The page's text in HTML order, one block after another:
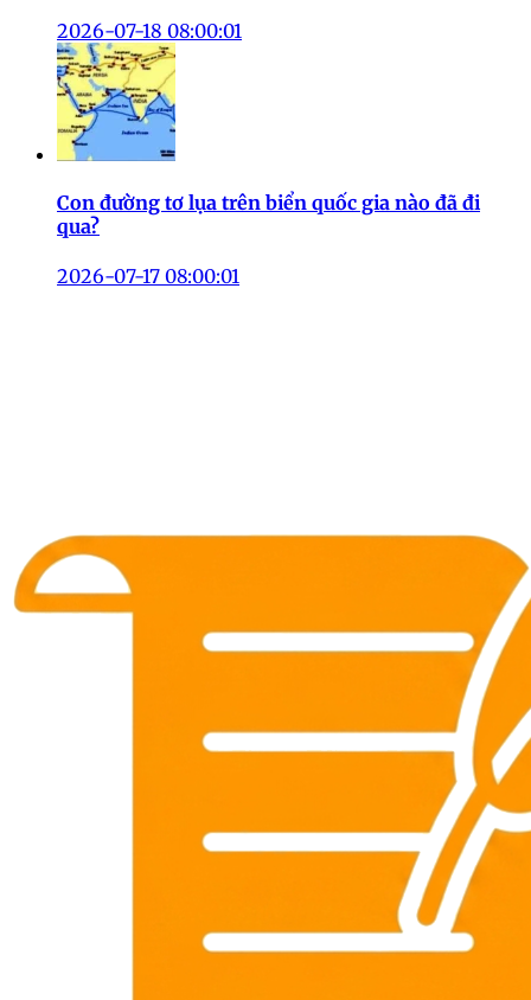
2026-07-18 08:00:01
Con đường tơ lụa trên biển quốc gia nào đã đi
qua?
2026-07-17 08:00:01